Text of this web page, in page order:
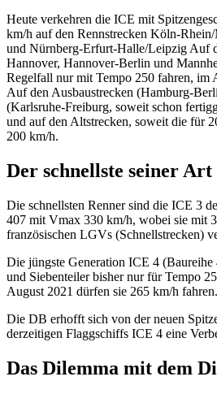
Heute verkehren die ICE mit
km/h auf den Rennstrecken Köln-
und Nürnberg-Erfurt-Halle/Leipzig Auf
Hannover, Hannover-Berlin und
Regelfall nur mit Tempo 250 fahren, im
Auf den Ausbaustrecken (Hamburg-
(Karlsruhe-Freiburg, soweit schon
und auf den Altstrecken, soweit die für
200 km/h.
Der schnellste seiner Art
Die schnellsten Rennersind die ICE 3
407 mit Vmax 330 km/h, wobei sie mit
französischen LGVs (Schnellstrecken)
Die jüngste Generation ICE 4
und Siebenteiler bisher nur für Tempo
August 2021 dürfen sie 265 km/h fahren.
Die DB erhofft sich von der neuen
derzeitigen Flaggschiffs ICE 4 eine
Das Dilemma mit dem